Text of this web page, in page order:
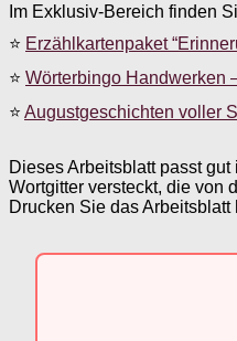
Im Exklusiv-Bereich finden
⭐ Erzählkartenpaket
⭐ Wörterbingo Handwerken
⭐ Augustgeschichten voller
Dieses Arbeitsblatt passt
Wortgitter versteckt, die von
Drucken Sie das Arbeitsblatt